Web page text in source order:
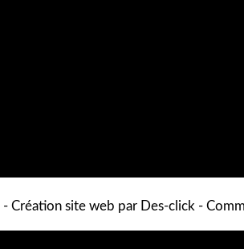
- Création site web par Des-click -